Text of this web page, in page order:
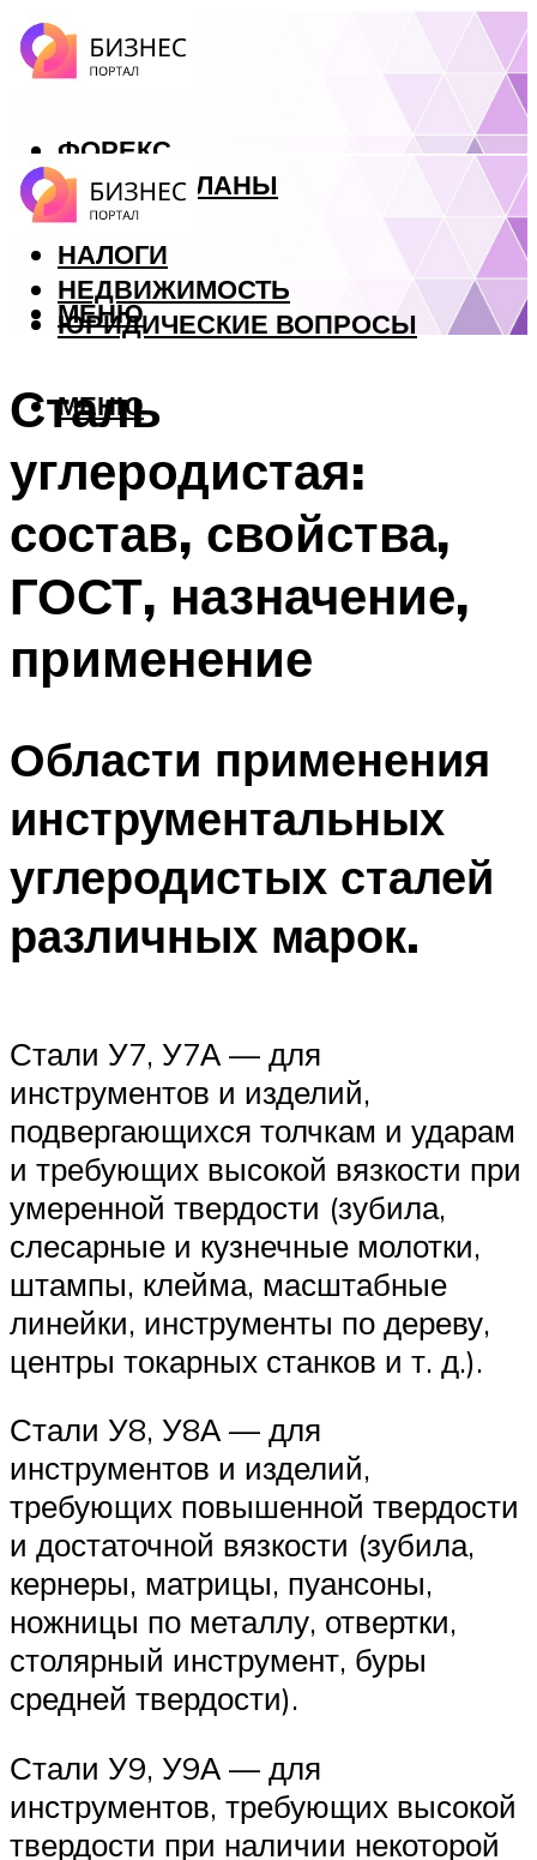
ФОРЕКС
БИЗНЕС ПЛАНЫ
КРЕДИТЫ
НАЛОГИ
НЕДВИЖИМОСТЬ
ЮРИДИЧЕСКИЕ ВОПРОСЫ
МЕНЮ
МЕНЮ
Сталь
углеродистая:
состав, свойства,
ГОСТ, назначение,
применение
Области применения
инструментальных
углеродистых сталей
различных марок.
Стали У7, У7А — для
инструментов и изделий,
подвергающихся толчкам и ударам
и требующих высокой вязкости при
умеренной твердости (зубила,
слесарные и кузнечные молотки,
штампы, клейма, масштабные
линей­ки, инструменты по дереву,
центры токарных станков и т. д.).
Стали У8, У8А — для
инструментов и изделий,
требующих повышенной твердости
и достаточной вязкости (зубила,
кернеры, матрицы, пуансоны,
ножницы по металлу, отвертки,
столярный инструмент, буры
средней твердости).
Стали У9, У9А — для
инструментов, требующих высокой
твердости при наличии некоторой